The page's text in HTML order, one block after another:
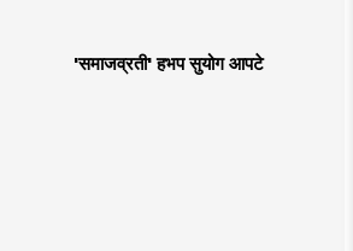
'समाजव्रती' हभप सुयोग आपटे